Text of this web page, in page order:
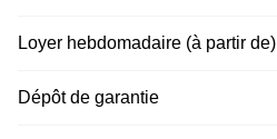
Loyer hebdomadaire (à partir de)
Dépôt de garantie